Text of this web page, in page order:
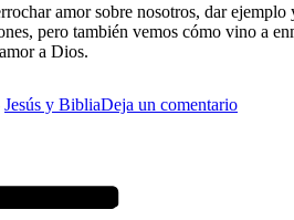
amor sobre nosotros, dar
pero también vemos cómo vino a
a Dios.
Jesús y BibliaDeja un comentarioen